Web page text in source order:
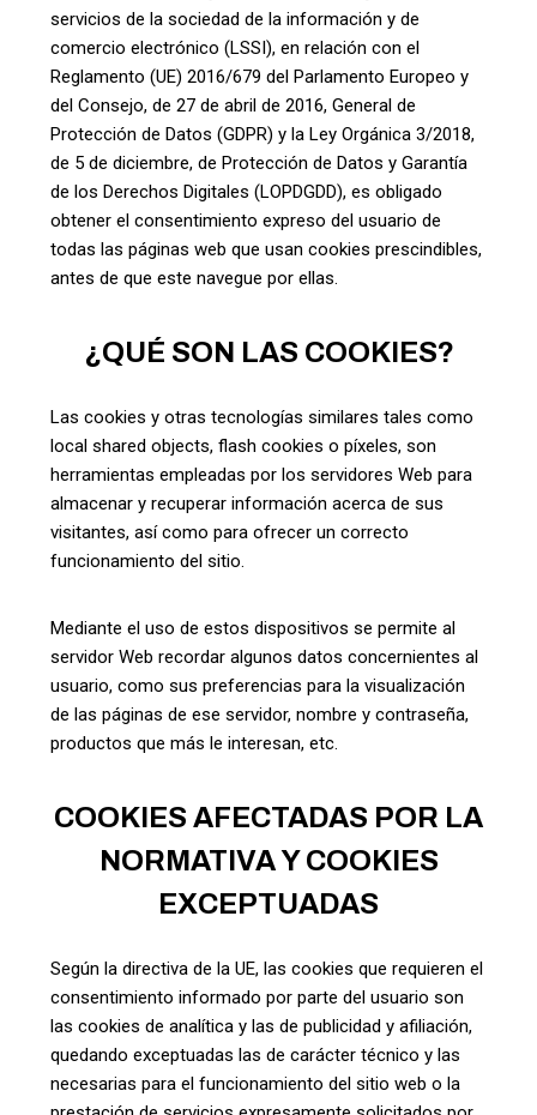
servicios de la sociedad de la información y de
comercio electrónico (LSSI), en relación con el
Reglamento (UE) 2016/679 del Parlamento Europeo y
del Consejo, de 27 de abril de 2016, General de
Protección de Datos (GDPR) y la Ley Orgánica 3/2018,
de 5 de diciembre, de Protección de Datos y Garantía
de los Derechos Digitales (LOPDGDD), es obligado
obtener el consentimiento expreso del usuario de
todas las páginas web que usan cookies prescindibles,
antes de que este navegue por ellas.
¿QUÉ SON LAS COOKIES?
Las cookies y otras tecnologías similares tales como
local shared objects, flash cookies o píxeles, son
herramientas empleadas por los servidores Web para
almacenar y recuperar información acerca de sus
visitantes, así como para ofrecer un correcto
funcionamiento del sitio.
Mediante el uso de estos dispositivos se permite al
servidor Web recordar algunos datos concernientes al
usuario, como sus preferencias para la visualización
de las páginas de ese servidor, nombre y contraseña,
productos que más le interesan, etc.
COOKIES AFECTADAS POR LA
NORMATIVA Y COOKIES
EXCEPTUADAS
Según la directiva de la UE, las cookies que requieren el
consentimiento informado por parte del usuario son
las cookies de analítica y las de publicidad y afiliación,
quedando exceptuadas las de carácter técnico y las
necesarias para el funcionamiento del sitio web o la